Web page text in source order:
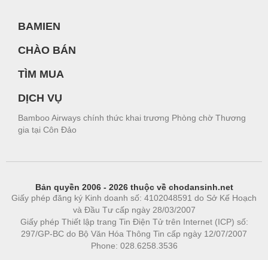
BAMIEN
CHÀO BÁN
TÌM MUA
DỊCH VỤ
Bamboo Airways chính thức khai trương Phòng chờ Thương
gia tại Côn Đảo
Bản quyền 2006 - 2026 thuộc về chodansinh.net
Giấy phép đăng ký Kinh doanh số: 4102048591 do Sở Kế Hoạch
và Đầu Tư cấp ngày 28/03/2007
Giấy phép Thiết lập trang Tin Điện Tử trên Internet (ICP) số:
297/GP-BC do Bộ Văn Hóa Thông Tin cấp ngày 12/07/2007
Phone: 028.6258.3536